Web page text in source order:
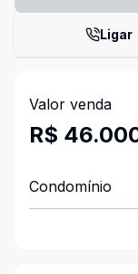
Ligar
Valor venda
R$
Condomínio